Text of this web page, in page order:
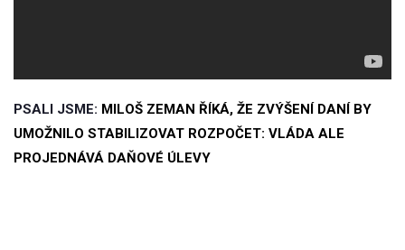
PSALI JSME: MILOŠ ZEMAN ŘÍKÁ, ŽE ZVÝŠENÍ DANÍ BY
UMOŽNILO STABILIZOVAT ROZPOČET: VLÁDA ALE
PROJEDNÁVÁ DAŇOVÉ ÚLEVY